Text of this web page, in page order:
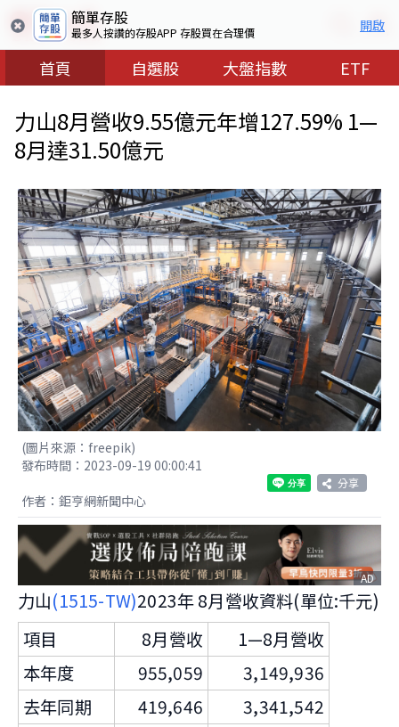
簡單存股
最多人按讚的存股APP 存股買在合理價 開啟
首頁 自選股 大盤指數 ETF
力山8月營收9.55億元年增127.59% 1—
8月達31.50億元
(圖片來源：freepik)
發布時間：2023-09-19 00:00:41
分享
作者：鉅亨網新聞中心
AD
力山(1515-TW)2023年 8月營收資料(單位:千元)
項目
8月營收
1—8月營收
本年度
955,059
3,149,936
去年同期
419,646
3,341,542